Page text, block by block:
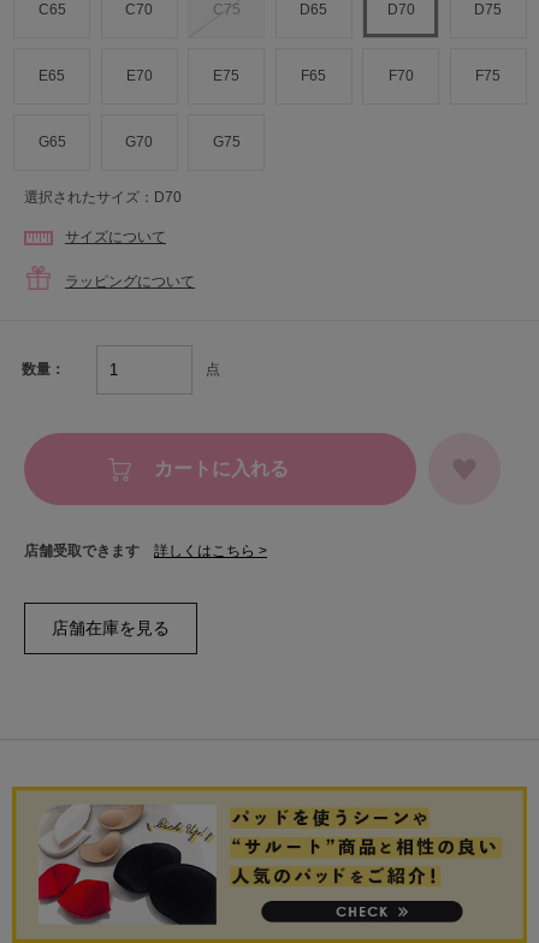
C65 C70 C75 D65 D70 D75
E65 E70 E75 F65 F70 F75
G65 G70 G75
選択されたサイズ：D70
サイズについて
ラッピングについて
数量： 点
カートに入れる
店舗受取できます 詳しくはこちら >